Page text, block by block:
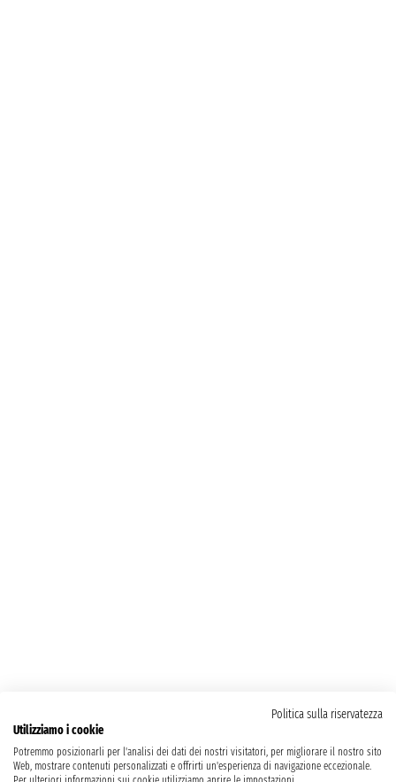
Politica sulla riservatezza
Utilizziamo i cookie
Potremmo posizionarli per l'analisi dei dati dei nostri visitatori, per migliorare il nostro sito
Web, mostrare contenuti personalizzati e offrirti un'esperienza di navigazione eccezionale.